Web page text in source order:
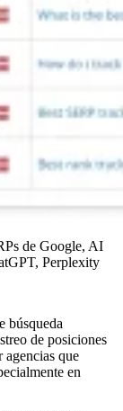
de Google, AI
Perplexity
búsqueda
de posiciones
agencias que
en